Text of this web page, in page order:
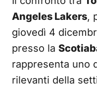
Angeles Lakers,
giovedì 4
presso la
rappresenta uno
rilevanti della